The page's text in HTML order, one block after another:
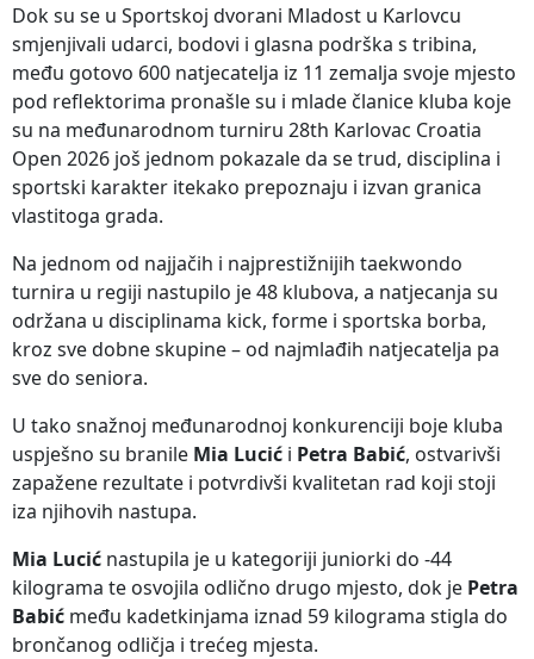
Dok su se u Sportskoj dvorani Mladost u Karlovcu
smjenjivali udarci, bodovi i glasna podrška s tribina,
među gotovo 600 natjecatelja iz 11 zemalja svoje mjesto
pod reflektorima pronašle su i mlade članice kluba koje
su na međunarodnom turniru 28th Karlovac Croatia
Open 2026 još jednom pokazale da se trud, disciplina i
sportski karakter itekako prepoznaju i izvan granica
vlastitoga grada.
Na jednom od najjačih i najprestižnijih taekwondo
turnira u regiji nastupilo je 48 klubova, a natjecanja su
održana u disciplinama kick, forme i sportska borba,
kroz sve dobne skupine – od najmlađih natjecatelja pa
sve do seniora.
U tako snažnoj međunarodnoj konkurenciji boje kluba
uspješno su branile Mia Lucić i Petra Babić, ostvarivši
zapažene rezultate i potvrdivši kvalitetan rad koji stoji
iza njihovih nastupa.
Mia Lucić nastupila je u kategoriji juniorki do -44
kilograma te osvojila odlično drugo mjesto, dok je Petra
Babić među kadetkinjama iznad 59 kilograma stigla do
brončanog odličja i trećeg mjesta.